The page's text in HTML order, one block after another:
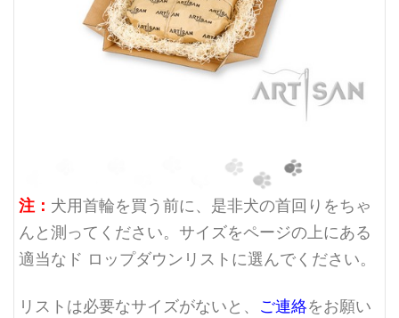
注： 犬用首輪を買う前に、是非犬の首回りをちゃ
んと測ってください。サイズをページの上にある
適当なド ロップダウンリストに選んでください。
リストは必要なサイズがないと、 ご連絡をお願い